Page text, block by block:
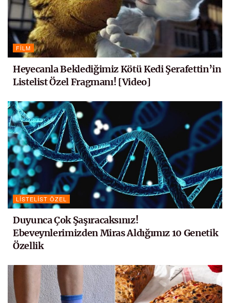
FILM
Heyecanla Beklediğimiz Kötü Kedi Şerafettin’in
Listelist Özel Fragmanı! [Video]
LISTELIST ÖZEL
Duyunca Çok Şaşıracaksınız!
Ebeveynlerimizden Miras Aldığımız 10 Genetik
Özellik